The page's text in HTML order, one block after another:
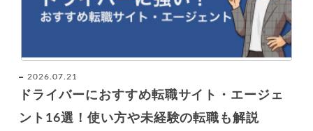
2026.07.21
ドライバーにおすすめ転職サイト・エージェ
ント16選！使い方や未経験の転職も解説